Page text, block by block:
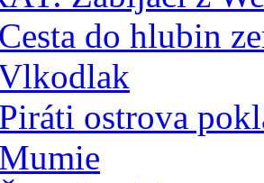
do hlubin
ostrova